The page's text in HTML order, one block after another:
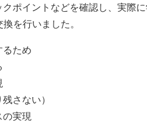
ポイントなどを確認し、実際
を行いました。
るため
さない）
の実現